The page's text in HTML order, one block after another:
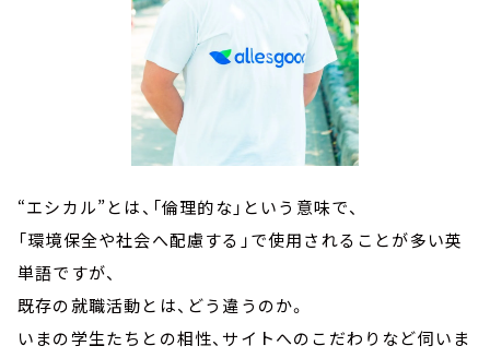
“エシカル”とは、「倫理的な」という意味で、
「環境保全や社会へ配慮する」で使用されることが多い英
単語ですが、
既存の就職活動とは、どう違うのか。
いまの学生たちとの相性、サイトへのこだわりなど伺いま